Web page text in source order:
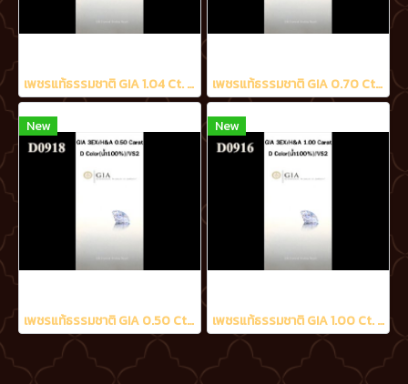
เพชรแท้ธรรมชาติ GIA 1.04 Ct. D/VS2 เพชรแท้ธรรมชาติ GIA 0.70 Ct. D/VS2
New
เพชรแท้ธรรมชาติ GIA 0.50 Ct. D/VS2
New
เพชรแท้ธรรมชาติ GIA 1.00 Ct. D/VS2